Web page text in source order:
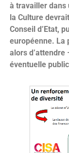
à travailler dans
la Culture
Conseil d’Etat,
européenne. La
alors
éventuelle